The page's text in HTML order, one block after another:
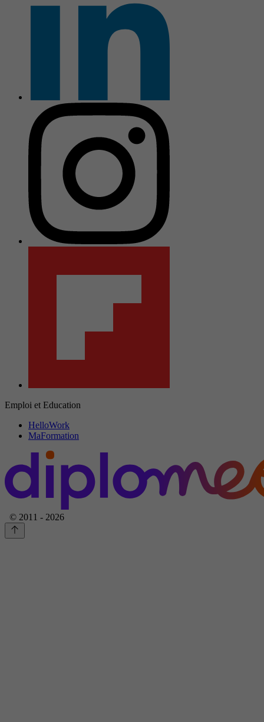
Emploi et Education
HelloWork
MaFormation
© 2011 - 2026